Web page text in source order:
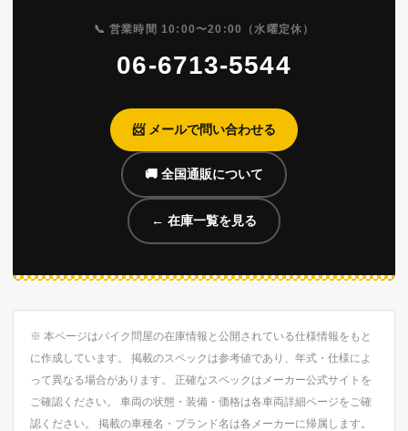
📞 営業時間 10:00〜20:00（水曜定休）
06-6713-5544
📨 メールで問い合わせる
🚚 全国通販について
← 在庫一覧を見る
※ 本ページはバイク問屋の在庫情報と公開されている仕様情報をもと
に作成しています。 掲載のスペックは参考値であり、年式・仕様によ
って異なる場合があります。 正確なスペックはメーカー公式サイトを
ご確認ください。 車両の状態・装備・価格は各車両詳細ページをご確
認ください。 掲載の車種名・ブランド名は各メーカーに帰属します。